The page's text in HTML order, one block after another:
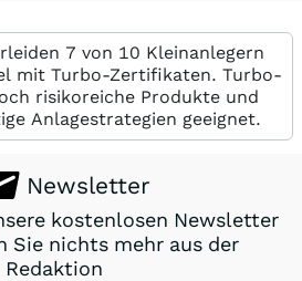
7 von 10 Kleinanlegern
mit Turbo-Zertifikaten. Turbo-
risikoreiche Produkte und
Anlagestrategien geeignet.
Newsletter
kostenlosen Newsletter
Sie nichts mehr aus der
Redaktion